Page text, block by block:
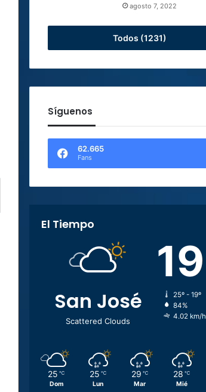
agosto 7, 2022
Todos (1231)
Síguenos
62.665
Fans
El Tiempo
San José
Scattered Clouds
19
25º - 19º
84%
4.02 km/h
25 ℃
Dom
25 ℃
Lun
29 ℃
Mar
28 ℃
Mié